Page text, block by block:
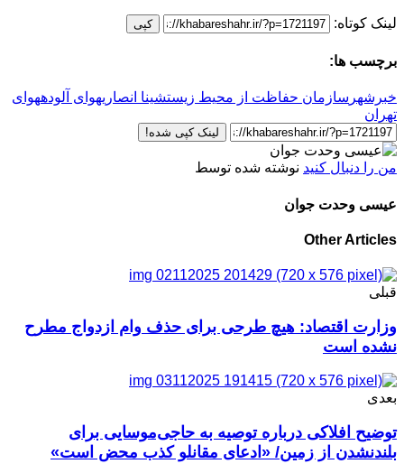
لینک کوتاه: کپی
برچسب ها:
خبرشهر سازمان حفاظت از محیط زیستشینا انصاریهوای آلودههوای
تهران
لینک کپی شده!
من را دنبال کنید نوشته شده توسط
عیسی وحدت جوان
Other Articles
قبلی
وزارت اقتصاد: هیچ طرحی برای حذف وام ازدواج مطرح
نشده است
بعدی
توضیح افلاکی درباره توصیه به حاجی‌موسایی برای
بلندنشدن از زمین/ «ادعای مقانلو کذب محض است»